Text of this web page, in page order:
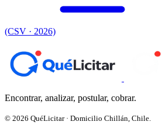
(CSV · 2026)
Encontrar, analizar, postular, cobrar.
© 2026 QuéLicitar · Domicilio Chillán, Chile.